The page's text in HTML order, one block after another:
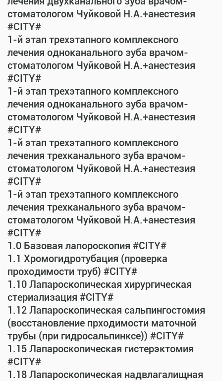
стоматологом Чуйковой Н.А.+анестезия
#CITY#
1-й этап трехэтапного комплексного
лечения одноканального зуба врачом-
стоматологом Чуйковой Н.А.+анестезия
#CITY#
1-й этап трехэтапного комплексного
лечения одноканального зуба врачом-
стоматологом Чуйковой Н.А.+анестезия
#CITY#
1-й этап трехэтапного комплексного
лечения трехканального зуба врачом-
стоматологом Чуйковой Н.А.+анестезия
#CITY#
1-й этап трехэтапного комплексного
лечения трехканального зуба врачом-
стоматологом Чуйковой Н.А.+анестезия
#CITY#
1.0 Базовая лапороскопия #CITY#
1.1 Хромогидротубация (проверка
проходимости труб) #CITY#
1.10 Лапароскопическая хирургическая
стериализация #CITY#
1.12 Лапароскопическая сальпингостомия
(восстановление прходимости маточной
трубы (при гидросальпинксе)) #CITY#
1.15 Лапароскопическая гистерэктомия
#CITY#
1.18 Лапароскопическая надвлагалищная